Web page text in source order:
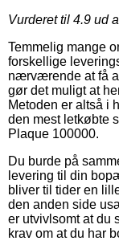
Vurderet til 4.9 ud
Temmelig mange
forskellige
nærværende at få
gør det muligt at
Metoden er altså i
den mest letkøbte
Plaque 100000.
Du burde på
levering til din
bliver til tider en
den anden side
er utvivlsomt at du
krav om at du har